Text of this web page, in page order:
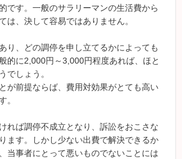
です。一般のサラリーマンの生活費から
は、決して容易ではありません。
り、どの調停を申し立てるかによっても
的に2,000円～3,000円程度あれば、ほと
でしょう。
が前提ならば、費用対効果がとても高い
。
れば調停不成立となり、訴訟をおこさな
ます。しかし少ない出費で解決できるか
当事者にとって悪いものでないことには